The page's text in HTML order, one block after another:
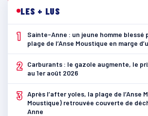
LES + LUS
1
Sainte-Anne : un jeune homme blessé
plage de l’Anse Moustique en marge
2
Carburants : le gazole augmente, le
au 1er août 2026
3 Après l’after yoles, la plage de l’Anse
Moustique) retrouvée couverte de
Anne